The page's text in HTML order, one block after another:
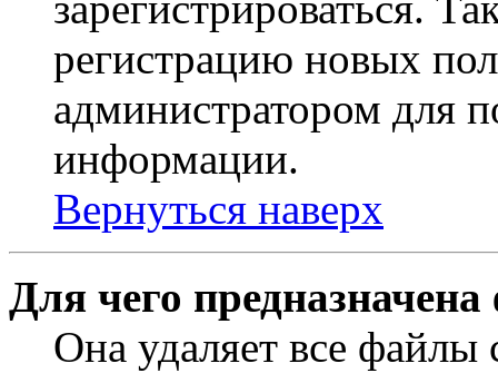
регистрацию новых
администратором для
информации.
Вернуться наверх
Для чего
Она удаляет все файлы